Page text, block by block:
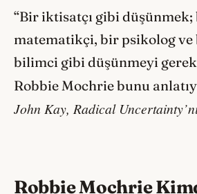
“Bir iktisatçı gibi
matematikçi, bir psikolog ve
bilimci gibi düşünmeyi
Robbie Mochrie bunu
John Kay, Radical
Robbie Mochrie